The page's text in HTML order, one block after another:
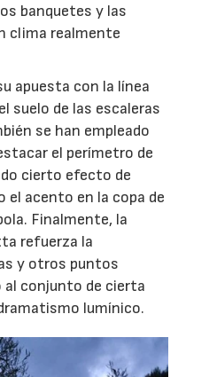
banquetes y las
clima realmente
apuesta con la línea
suelo de las escaleras
se han empleado
el perímetro de
cierto efecto de
el acento en la copa de
Finalmente, la
refuerza la
y otros puntos
al conjunto de cierta
lumínico.